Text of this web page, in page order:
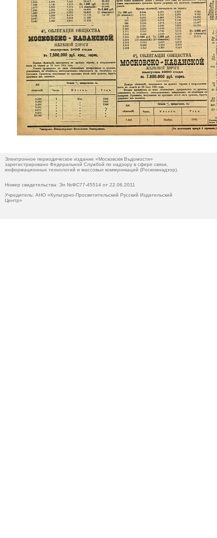
Электронное периодическое издание «Московскiя Въдомости»
зарегистрировано Федеральной Службой по надзору в сфере связи,
информационных технологий и массовых коммуникаций (Роскомнадзор).
Номер свидетельства: Эл №ФС77-45514 от 22.06.2011
Учредитель: АНО «Культурно-Просветительский Русский Издательский
Центр»